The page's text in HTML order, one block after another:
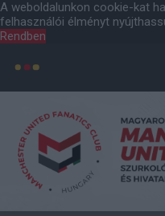
A weboldalunkon cookie-kat
felhasználói élményt
Rendben